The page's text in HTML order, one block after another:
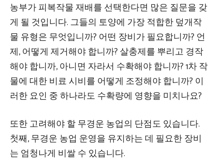
농부가 피복작물 재배를 선택한다면 많은 질문을 갖
게 될 것입니다. 그들의 토양에 가장 적합한 덮개작
물 유형은 무엇입니까? 어떤 장비가 필요합니까? 언
제, 어떻게 제거해야 합니까? 살충제를 뿌리고 경작
해야 합니까, 아니면 자라서 수확해야 합니까? 1차 작
물에 대한 비료 시비를 어떻게 조정해야 합니까? 이
러한 요인 중 하나라도 수확량에 영향을 미치나요?
또한 고려해야 할 무경운 농업의 단점도 있습니다.
첫째, 무경운 농업 운영을 유지하는 데 필요한 장비
는 엄청나게 비쌀 수 있습니다.